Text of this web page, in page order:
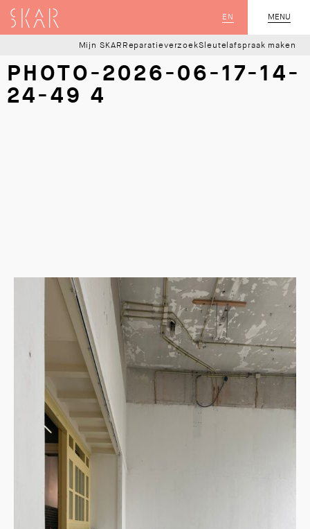
MENU
SLUIT
EN
SKAR
Mijn SKAR ReparatieverzoekSleutelafspraak maken
PHOTO-2026-06-17-14-
24-49 4